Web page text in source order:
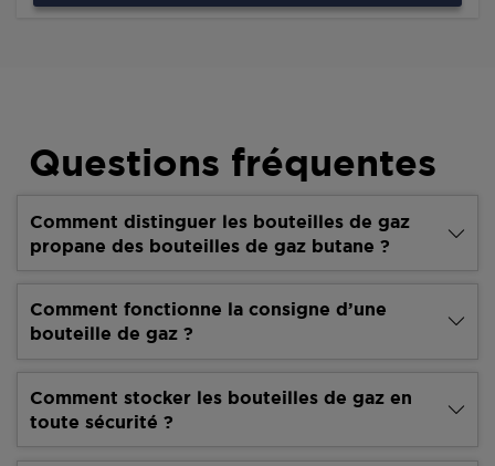
Questions fréquentes
Comment distinguer les bouteilles de gaz
propane des bouteilles de gaz butane ?
Comment fonctionne la consigne d’une
bouteille de gaz ?
Comment stocker les bouteilles de gaz en
toute sécurité ?